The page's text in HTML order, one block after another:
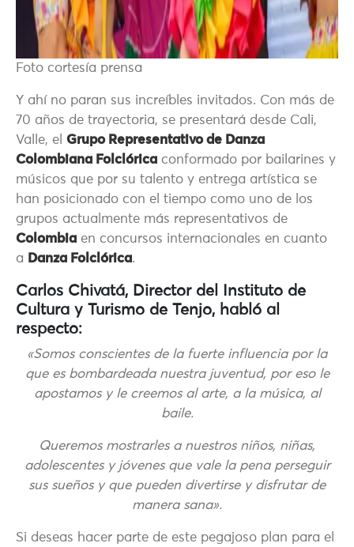
Foto cortesía prensa
Y ahí no paran sus increíbles invitados. Con más de
70 años de trayectoria, se presentará desde Cali,
Valle, el Grupo Representativo de Danza
Colombiana Folclórica conformado por bailarines y
músicos que por su talento y entrega artística se
han posicionado con el tiempo como uno de los
grupos actualmente más representativos de
Colombia en concursos internacionales en cuanto
a Danza Folclórica.
Carlos Chivatá, Director del Instituto de
Cultura y Turismo de Tenjo, habló al
respecto:
«Somos conscientes de la fuerte influencia por la
que es bombardeada nuestra juventud, por eso le
apostamos y le creemos al arte, a la música, al
baile.
Queremos mostrarles a nuestros niños, niñas,
adolescentes y jóvenes que vale la pena perseguir
sus sueños y que pueden divertirse y disfrutar de
manera sana».
Si deseas hacer parte de este pegajoso plan para el